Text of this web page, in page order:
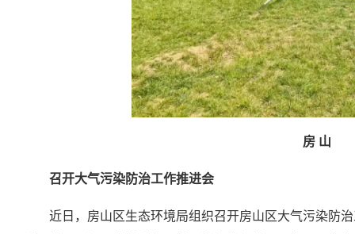
房 山
召开大气污染防治工作推进会
近日，房山区生态环境局组织召开房山区大气污染防